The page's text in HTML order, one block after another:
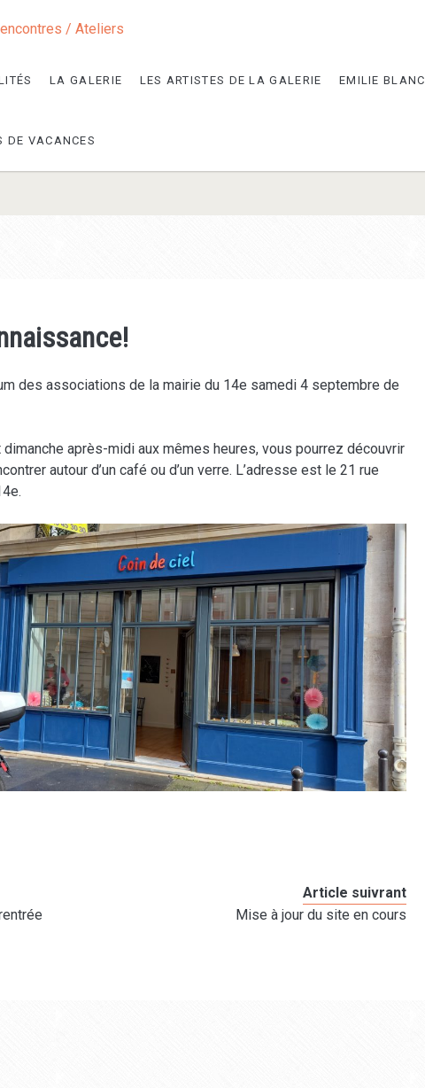
/ Ateliers
LA GALERIE LES ARTISTES DE LA GALERIE EMILIE BLANC
DE VACANCES
des associations de la mairie du 14e samedi 4 septembre de
dimanche après-midi aux mêmes heures, vous pourrez découvrir
autour d’un café ou d’un verre. L’adresse est le 21 rue
Article suivrant
Mise à jour du site en cours